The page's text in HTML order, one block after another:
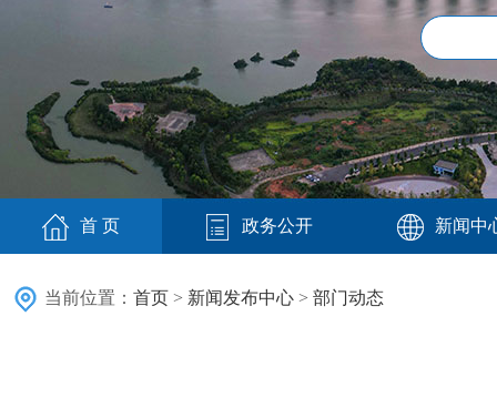
首 页 政务公开 新闻中
当前位置： 首页 > 新闻发布中心 > 部门动态